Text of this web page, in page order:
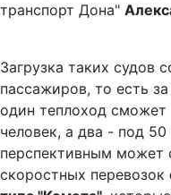
транспорт Дона"
Загрузка таких судов
пассажиров, то есть
один теплоход сможет
человек, а два - под
перспективным может
скоростных перевозок